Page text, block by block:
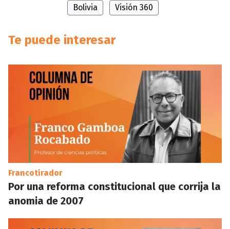
Bolivia Visión 360
Te puede interesar
Francotirador
Por una reforma constitucional que corrija la
anomia de 2007